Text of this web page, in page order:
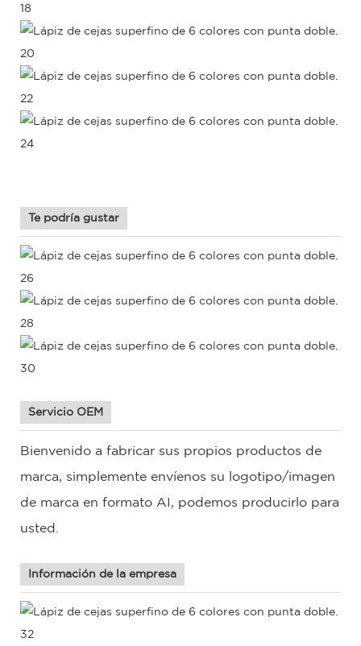
Te podría gustar
Servicio OEM
Bienvenido a fabricar sus propios productos de
marca, simplemente envíenos su logotipo/imagen
de marca en formato AI, podemos producirlo para
usted.
Información de la empresa